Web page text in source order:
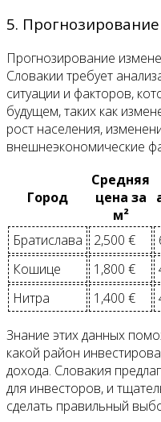
5.
Прогнозирование
Словакии требует
ситуации и факторов,
будущем, таких как
рост населения,
внешнеэкономические
Город
Средняя
цена за
м²
Братислава
2,500 €
Кошице
1,800 €
Нитра
1,400 €
Знание этих данных
какой район
дохода. Словакия
для инвесторов, и
сделать правильный